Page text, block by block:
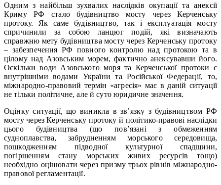
Одним з найбільш зухвалих наслідків окупації та анексії
Криму РФ стало будівництво мосту через Керченську
протоку. Як саме будівництво, так і експлуатація мосту
спричинили за собою ланцюг подій, які визначають
справжню мету будівництва мосту через Керченську протоку
– забезпечення РФ повного контролю над протокою та в
цілому над Азовським морем, фактично анексувавши його.
Оскільки води Азовського моря та Керченської протоки є
внутрішніми водами України та Російської Федерації, то,
міжнародно-правовий термін «агресія» має в даній ситуації
не тільки політичне, але й суто юридичне значення.
Оцінку ситуації, що виникла в зв’язку з будівництвом РФ
мосту через Керченську протоку й політико-правові наслідки
цього будівництва (що пов’язані з обмеженням
судноплавства, забрудненням морського середовища,
пошкодженням підводної культурної спадщини,
погіршенням стану морських живих ресурсів тощо)
необхідно оцінювати через призму трьох рівнів міжнародно-
правової регламентації.